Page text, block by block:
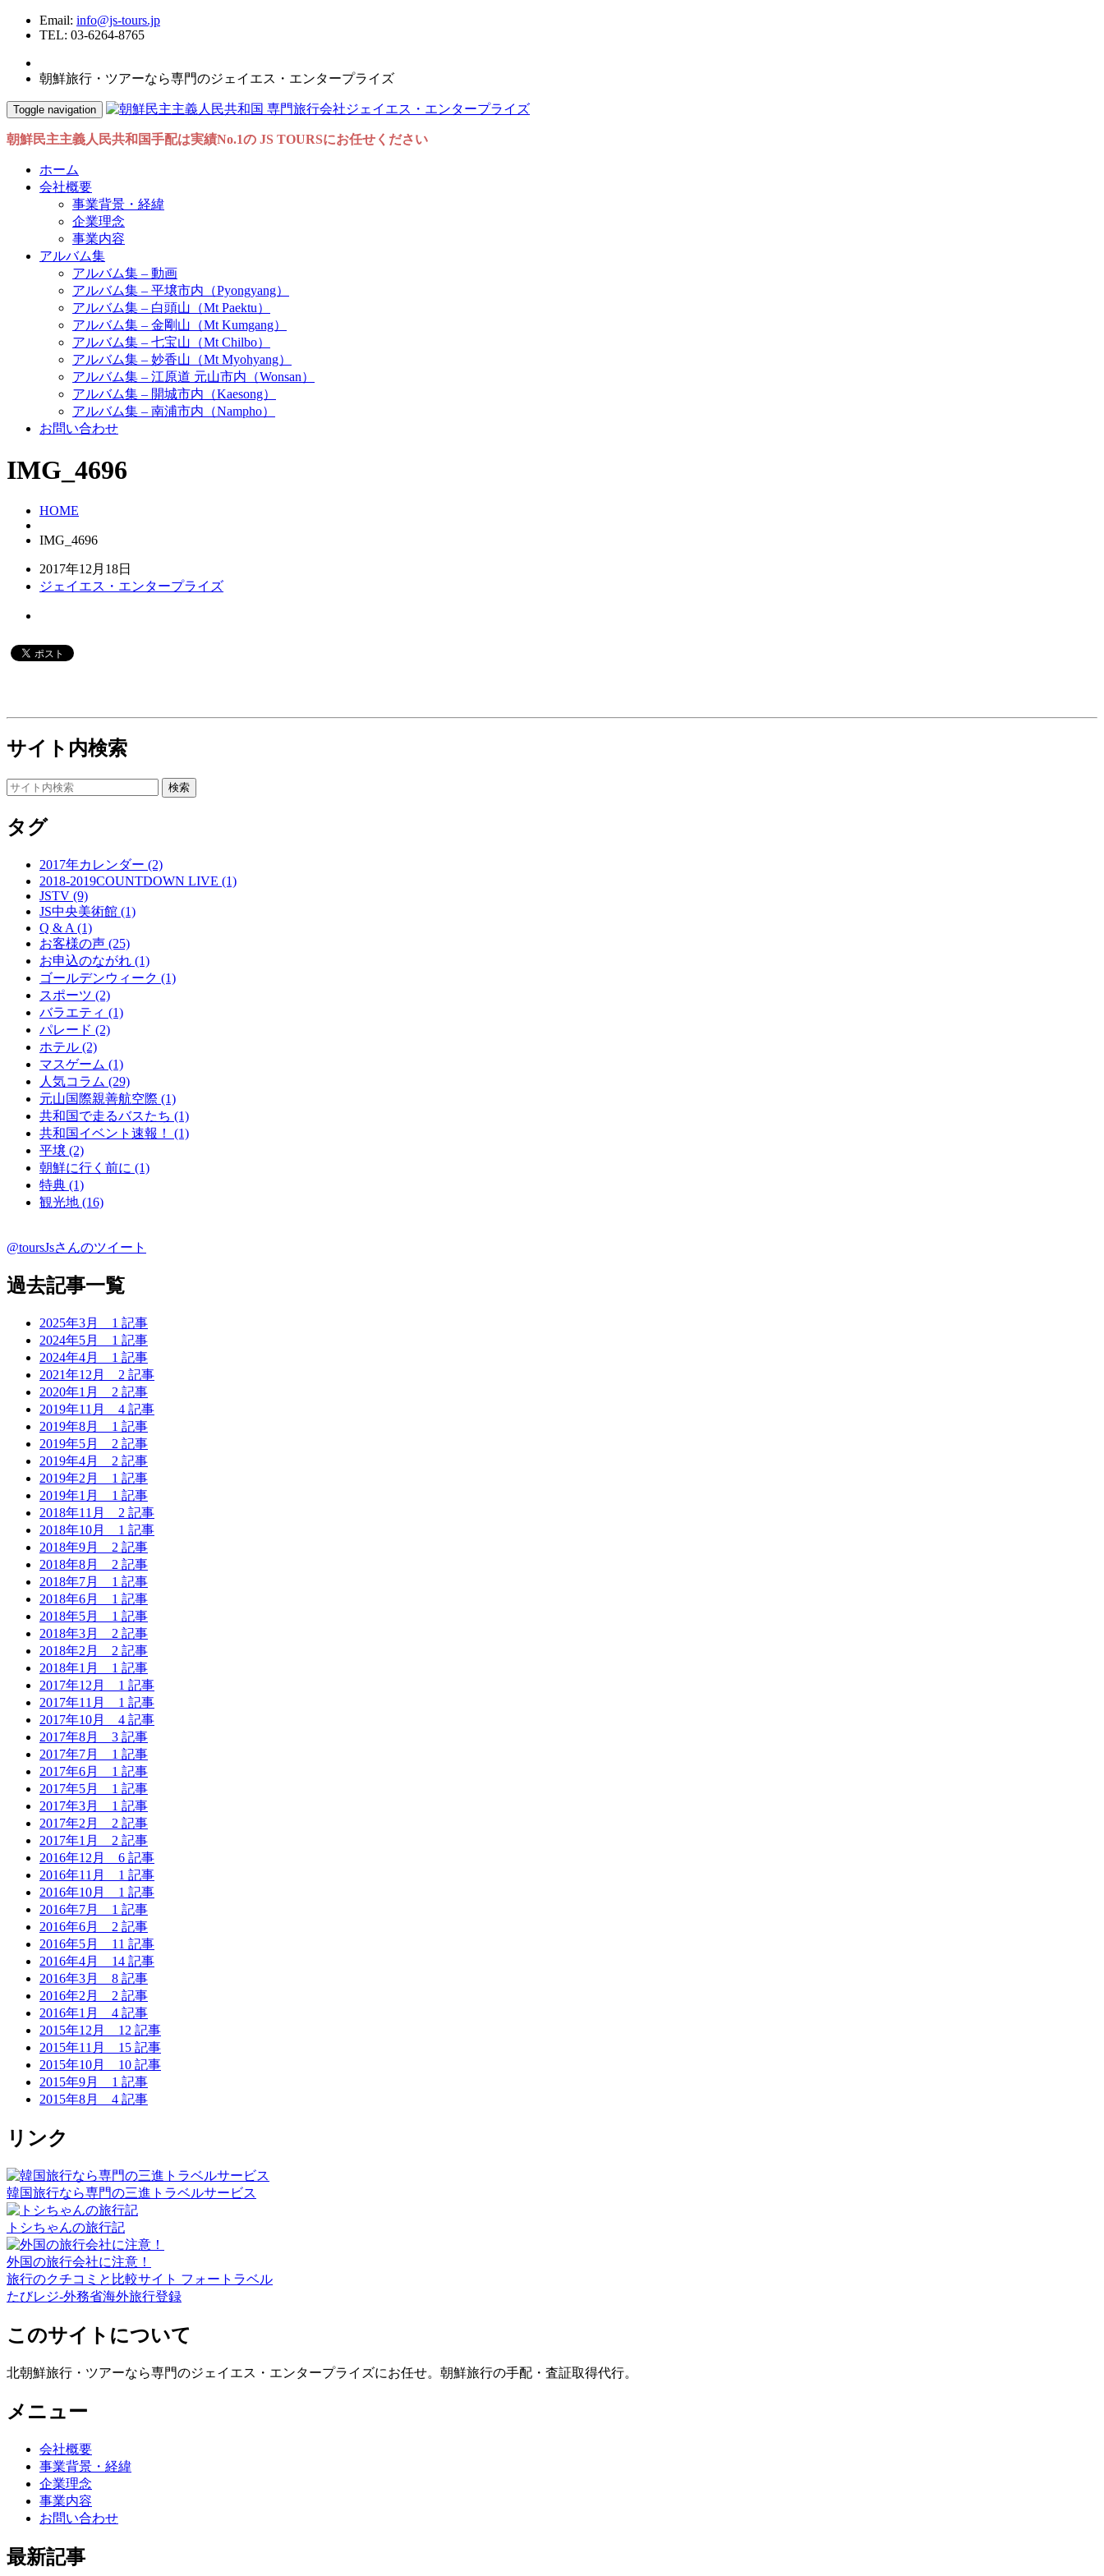
Email: info@js-tours.jp
TEL: 03-6264-8765
朝鮮旅行・ツアーなら専門のジェイエス・エンタープライズ
Toggle navigation
朝鮮民主主義人民共和国手配は実績No.1の JS TOURSにお任せください
ホーム
会社概要
事業背景・経緯
企業理念
事業内容
アルバム集
アルバム集 – 動画
アルバム集 – 平壌市内（Pyongyang）
アルバム集 – 白頭山（Mt Paektu）
アルバム集 – 金剛山（Mt Kumgang）
アルバム集 – 七宝山（Mt Chilbo）
アルバム集 – 妙香山（Mt Myohyang）
アルバム集 – 江原道 元山市内（Wonsan）
アルバム集 – 開城市内（Kaesong）
アルバム集 – 南浦市内（Nampho）
お問い合わせ
IMG_4696
HOME
IMG_4696
2017年12月18日
ジェイエス・エンタープライズ
サイト内検索
タグ
2017年カレンダー (2)
2018-2019COUNTDOWN LIVE (1)
JSTV (9)
JS中央美術館 (1)
Q & A (1)
お客様の声 (25)
お申込のながれ (1)
ゴールデンウィーク (1)
スポーツ (2)
バラエティ (1)
パレード (2)
ホテル (2)
マスゲーム (1)
人気コラム (29)
元山国際親善航空際 (1)
共和国で走るバスたち (1)
共和国イベント速報！ (1)
平壌 (2)
朝鮮に行く前に (1)
特典 (1)
観光地 (16)
@toursJsさんのツイート
過去記事一覧
2025年3月 1 記事
2024年5月 1 記事
2024年4月 1 記事
2021年12月 2 記事
2020年1月 2 記事
2019年11月 4 記事
2019年8月 1 記事
2019年5月 2 記事
2019年4月 2 記事
2019年2月 1 記事
2019年1月 1 記事
2018年11月 2 記事
2018年10月 1 記事
2018年9月 2 記事
2018年8月 2 記事
2018年7月 1 記事
2018年6月 1 記事
2018年5月 1 記事
2018年3月 2 記事
2018年2月 2 記事
2018年1月 1 記事
2017年12月 1 記事
2017年11月 1 記事
2017年10月 4 記事
2017年8月 3 記事
2017年7月 1 記事
2017年6月 1 記事
2017年5月 1 記事
2017年3月 1 記事
2017年2月 2 記事
2017年1月 2 記事
2016年12月 6 記事
2016年11月 1 記事
2016年10月 1 記事
2016年7月 1 記事
2016年6月 2 記事
2016年5月 11 記事
2016年4月 14 記事
2016年3月 8 記事
2016年2月 2 記事
2016年1月 4 記事
2015年12月 12 記事
2015年11月 15 記事
2015年10月 10 記事
2015年9月 1 記事
2015年8月 4 記事
リンク
韓国旅行なら専門の三進トラベルサービス
トシちゃんの旅行記
外国の旅行会社に注意！
旅行のクチコミと比較サイト フォートラベル
たびレジ-外務省海外旅行登録
このサイトについて
北朝鮮旅行・ツアーなら専門のジェイエス・エンタープライズにお任せ。朝鮮旅行の手配・査証取得代行。
メニュー
会社概要
事業背景・経緯
企業理念
事業内容
お問い合わせ
最新記事